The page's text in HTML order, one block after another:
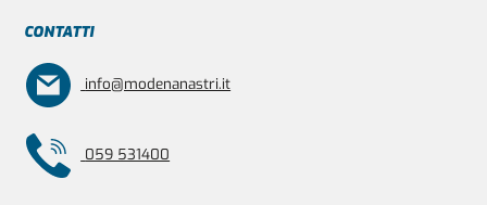
CONTATTI
info@modenanastri.it
059 531400